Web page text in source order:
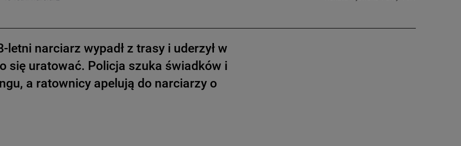
narciarz wypadł z trasy i uderzył w
się uratować. Policja szuka świadków i
a ratownicy apelują do narciarzy o